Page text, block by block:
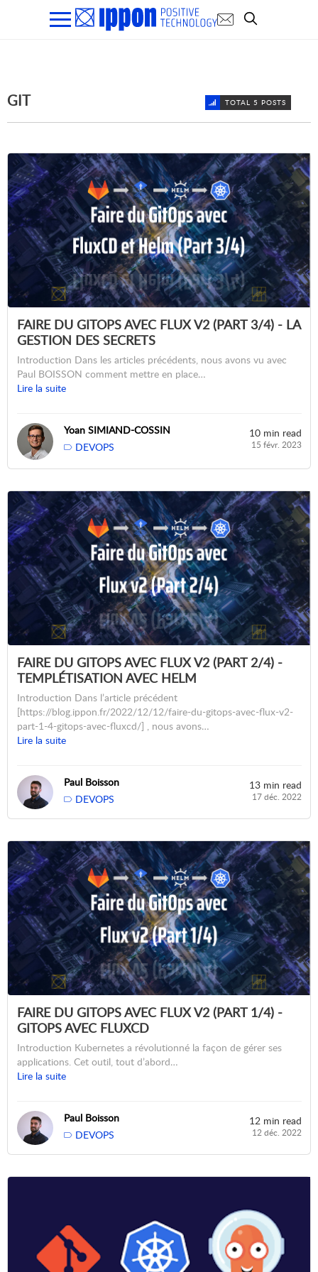
GIT TOTAL 5 POSTS
FAIRE DU GITOPS AVEC FLUX V2 (PART 3/4) - LA
GESTION DES SECRETS
Introduction Dans les articles précédents, nous avons vu avec
Paul BOISSON comment mettre en place…
Lire la suite
Yoan SIMIAND-COSSIN
DEVOPS
10 min read
15 févr. 2023
FAIRE DU GITOPS AVEC FLUX V2 (PART 2/4) -
TEMPLÉTISATION AVEC HELM
Introduction Dans l’article précédent
[https://blog.ippon.fr/2022/12/12/faire-du-gitops-avec-flux-v2-
part-1-4-gitops-avec-fluxcd/] , nous avons…
Lire la suite
Paul Boisson
DEVOPS
13 min read
17 déc. 2022
FAIRE DU GITOPS AVEC FLUX V2 (PART 1/4) -
GITOPS AVEC FLUXCD
Introduction Kubernetes a révolutionné la façon de gérer ses
applications. Cet outil, tout d’abord…
Lire la suite
Paul Boisson
DEVOPS
12 min read
12 déc. 2022